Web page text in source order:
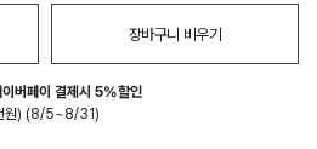
장바구니 비우기
이버페이 결제시 5%할인
원) (8/5~8/31)